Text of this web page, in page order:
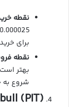
نقطه
برای
نقطه
بهتر
شروع به
(PIT)